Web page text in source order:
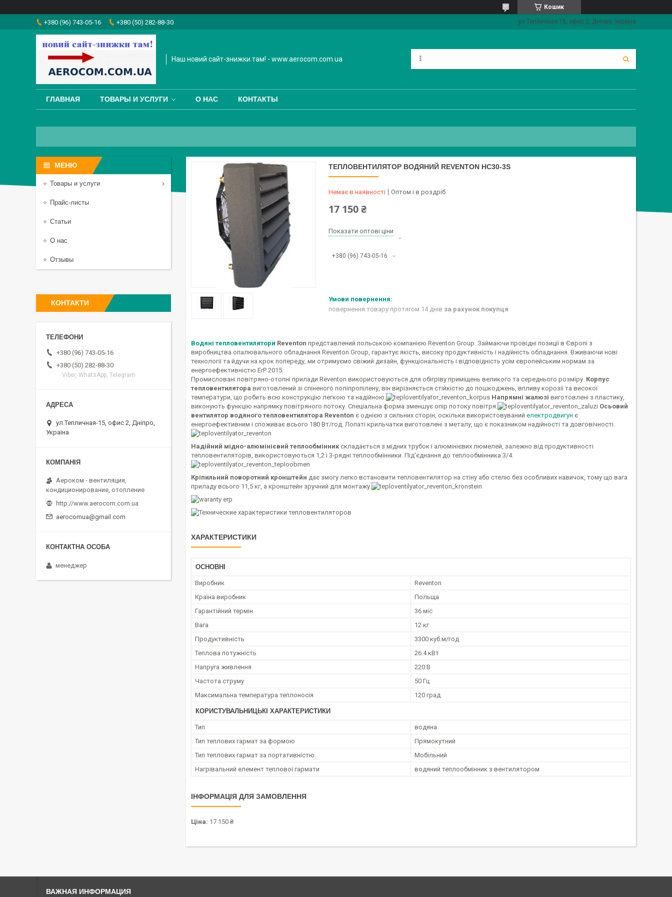
Кошик
+380 (96) 743-05-16 +380 (50) 282-88-30 ул.Тепличная-15, офис 2, Дніпро, Україна
Наш новий сайт-знижки там! - www.aerocom.com.ua
ГЛАВНАЯ ТОВАРЫ И УСЛУГИ О НАС КОНТАКТЫ
ТЕПЛОВЕНТИЛЯТОР ВОДЯНИЙ REVENTON HC30-3S
Немає в наявності Оптом і в роздріб
17 150 ₴
Показати оптові ціни
+380 (96) 743-05-16
повернення товару протягом 14 днів за рахунок покупця
Водяні тепловентилятори Reventon представлений польською компанією Reventon Group. Займаючи провідні позиції в Європі з
виробництва опалювального обладнання Reventon Group, гарантує якість, високу продуктивність і надійність обладнання. Вживаючи нові
технології та йдучи на крок попереду, ми отримуємо свіжий дизайн, функціональність і відповідність усім європейським нормам за
енергоефективністю ErP 2015.
Промисловані повітряно-отопні прилади Reventon використовуються для обігріву приміщень великого та середнього розміру. Корпус
тепловентилятора виготовлений зі спіненого поліпропілену, він вирізняється стійкістю до пошкоджень, впливу корозії та високої
температури, що робить всю конструкцію легкою та надійною.
Напрямні жалюзі виготовлені з пластику,
виконують функцію напрямку повітряного потоку. Спеціальна форма зменшує опір потоку повітря.
Осьовий
вентилятор водяного тепловентилятора Reventon є однією з сильних сторін, оскільки використовуваний електродвигун є
енергоефективним і споживає всього 180 Вт/год. Лопаті крильчатки виготовлені з металу, що є показником надійності та довговічності.
Надійний мідно-алюмінієвий теплообмінникскладається з мідних трубок і алюмінієвих люмелей, залежно від продуктивності
тепловентиляторів, використовуються 1,2 і 3-рядні теплообмінники. Під'єднання до теплообмінника 3/4.
Кріпильний поворотний кронштейн дає змогу легко встановити тепловентилятор на стіну або стелю без особливих навичок, тому що вага
приладу всього 11,5 кг, а кронштейн зручний для монтажу.
ХАРАКТЕРИСТИКИ
ОСНОВНІ
Виробник
Reventon
Країна виробник
Польща
Гарантійний термін
36 міс
Вага
12 кг
Продуктивність
3300 куб.м/год
Теплова потужність
26.4 кВт
Напруга живлення
220 В
Частота струму
50 Гц
Максимальна температура теплоносія
120 град.
КОРИСТУВАЛЬНИЦЬКІ ХАРАКТЕРИСТИКИ
Тип
водяна
Тип теплових гармат за формою
Прямокутний
Тип теплових гармат за портативністю
Мобільний
Нагрівальний елемент теплової гармати
водяний теплообмінник з вентилятором
ІНФОРМАЦІЯ ДЛЯ ЗАМОВЛЕННЯ
Ціна: 17 150 ₴
Товары и услуги
Прайс-листы
Статьи
О нас
Отзывы
КОНТАКТИ
+380 (96) 743-05-16
+380 (50) 282-88-30
Viber, WhatsApp, Telegram
ул.Тепличная-15, офис 2, Дніпро,
Україна
Аероком - вентиляция,
кондиционирование, отопление
http://www.aerocom.com.ua
aerocomua@gmail.com
менеджер
ВАЖНАЯ ИНФОРМАЦИЯ